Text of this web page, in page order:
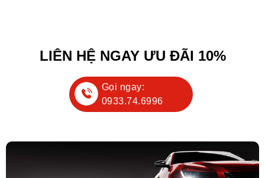
LIÊN HỆ NGAY ƯU ĐÃI 10%
Gọi ngay:
0933.74.6996